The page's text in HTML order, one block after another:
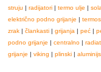
struju | radijatori | termo ulje |
električno podno grijanje |
zrak | člankasti | grijanja | peć |
podno grijanje | centralno |
grijanje | viking | plinski |